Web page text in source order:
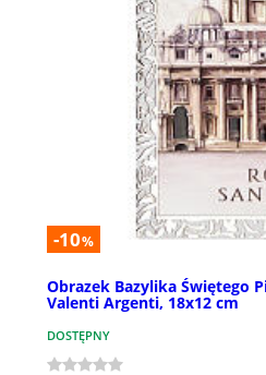
-10%
Obrazek Bazylika Świętego
Valenti Argenti, 18x12 cm
DOSTĘPNY